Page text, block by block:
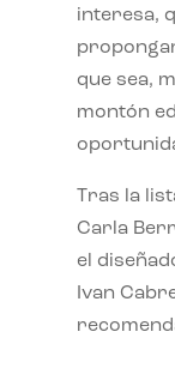
interesa,
que sea,
montón
Tras la
Carla
el
Ivan